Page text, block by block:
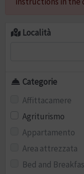
Località
Categorie
Affittacamere
Agriturismo
Appartamento
Area attrezzata
Bed and